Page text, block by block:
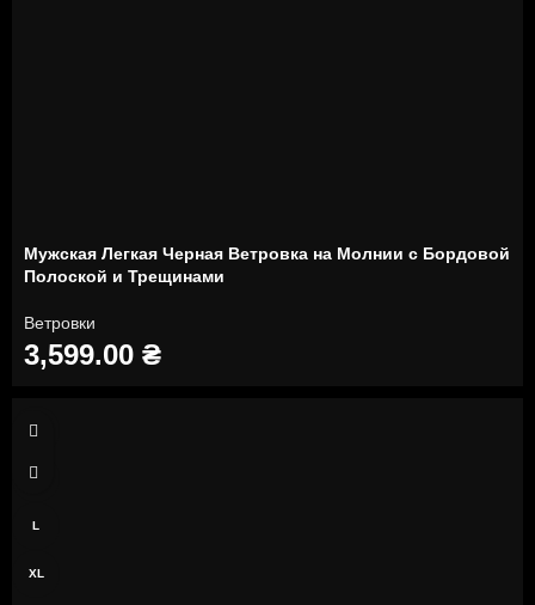
Мужская Легкая Черная Ветровка на Молнии с Бордовой
Полоской и Трещинами
Ветровки
3,599.00 ₴
S
M
L
XL